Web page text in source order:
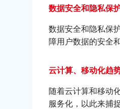
数据安全和隐私保
数据安全和隐私保
障用户数据的安全
云计算、移动化趋
随着云计算和移动
服务化，以此来捕